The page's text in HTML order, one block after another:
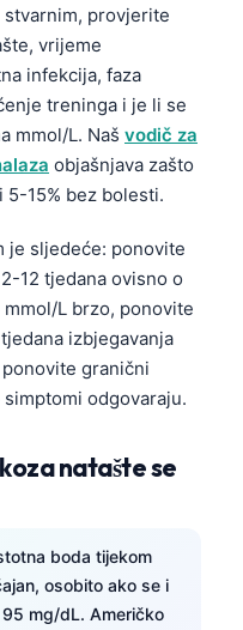
provjerite
vrijeme
infekcija, faza
treninga i je li se
mmol/L. Naš vodič za
objašnjava zašto
15% bez bolesti.
je sljedeće: ponovite
12 tjedana ovisno o
L brzo, ponovite
izbjegavanja
granični
odgovaraju.
natašte se
boda tijekom
osobito ako se i
mg/dL. Američko